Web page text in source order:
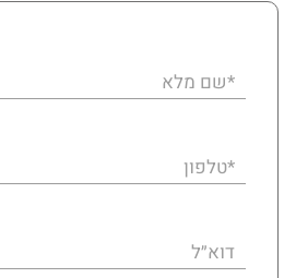
*שם מלא
*טלפון
דוא״ל